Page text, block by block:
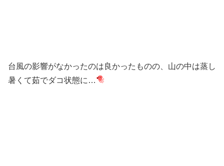
台風の影響がなかったのは良かったものの、山の中は蒸し
暑くて茹でダコ状態に…